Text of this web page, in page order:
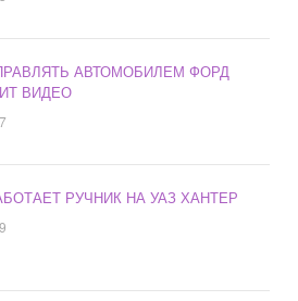
АВТОМОБИЛЕМ ФОРД
ВИДЕО
РУЧНИК НА УАЗ ХАНТЕР